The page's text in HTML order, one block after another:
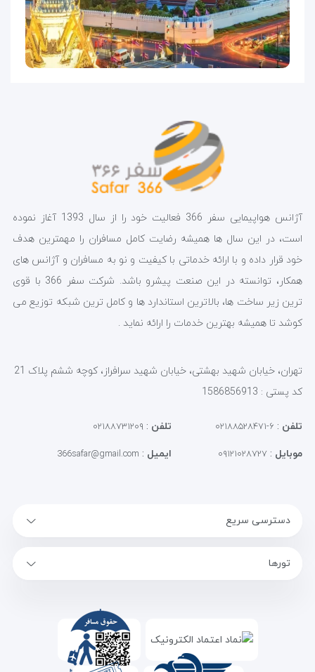
آژانس هواپیمایی سفر 366 فعالیت خود را از سال 1393 آغاز نموده
است، در این سال ها همیشه رضایت کامل مسافران را مهمترین هدف
خود قرار داده و با ارائه خدماتی با کیفیت و نو به مسافران و آژانس های
همکار، توانسته در این صنعت پیشرو باشد. شرکت سفر 366 با قوی
ترین زیر ساخت ها، بالاترین استاندارد ها و کامل ترین شبکه توزیع می
کوشد تا همیشه بهترین خدمات را ارائه نماید .
تهران، خیابان شهید بهشتی، خیابان شهید سرافراز، کوچه ششم پلاک 21
کد پستی : 1586856913
تلفن : ۶-۰۲۱۸۸۵۲۸۴۷۱ تلفن : ۰۲۱۸۸۷۳۱۲۰۹
موبایل : ۰۹۱۲۱۰۲۸۷۲۷ ایمیل :
366safar@gmail.com
دسترسی سریع
تورها